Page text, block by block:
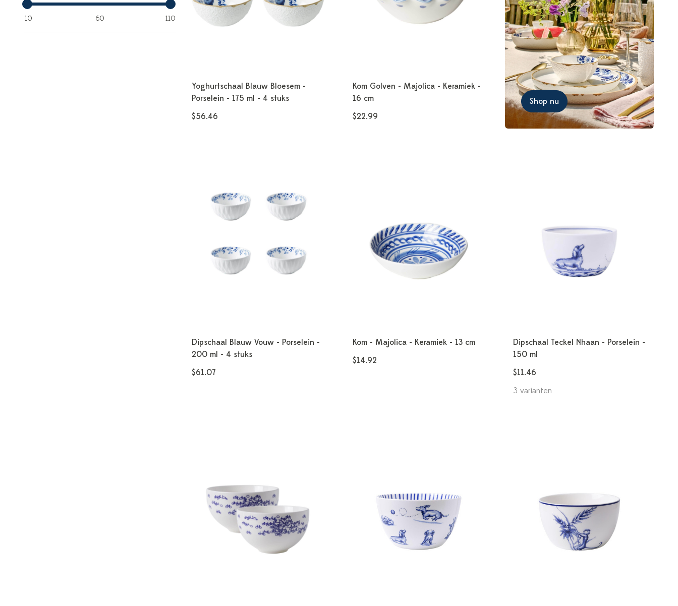
10 60 110
Yoghurtschaal Blauw Bloesem -
Porselein - 175 ml - 4 stuks
$56.46
Kom Golven - Majolica - Keramiek -
16 cm
$22.99
Shop nu
Dipschaal Blauw Vouw - Porselein -
200 ml - 4 stuks
$61.07
Kom - Majolica - Keramiek - 13 cm
$14.92
Dipschaal Teckel Nhaan - Porselein -
150 ml
$11.46
3 varianten